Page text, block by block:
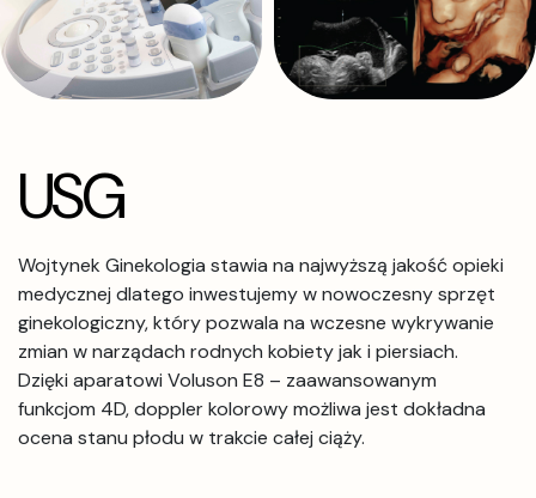
USG
Wojtynek Ginekologia stawia na najwyższą jakość opieki
medycznej dlatego inwestujemy w nowoczesny sprzęt
ginekologiczny, który pozwala na wczesne wykrywanie
zmian w narządach rodnych kobiety jak i piersiach.
Dzięki aparatowi Voluson E8 – zaawansowanym
funkcjom 4D, doppler kolorowy możliwa jest dokładna
ocena stanu płodu w trakcie całej ciąży.